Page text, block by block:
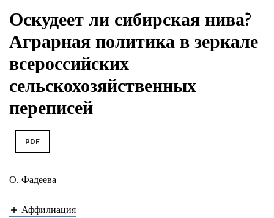
Оскудеет ли сибирская нива?
Аграрная политика в зеркале
всероссийских
сельскохозяйственных
переписей
PDF
О. Фадеева
Аффилиация